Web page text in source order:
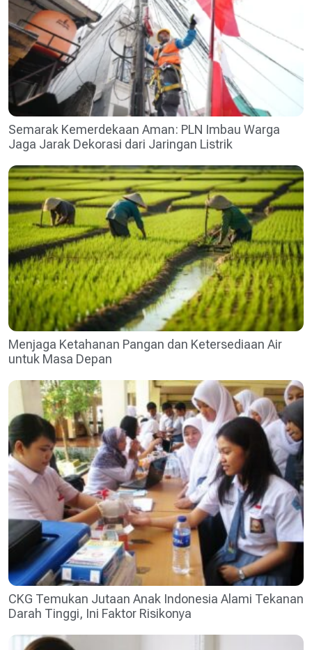
Semarak Kemerdekaan Aman: PLN Imbau Warga
Jaga Jarak Dekorasi dari Jaringan Listrik
Menjaga Ketahanan Pangan dan Ketersediaan Air
untuk Masa Depan
CKG Temukan Jutaan Anak Indonesia Alami Tekanan
Darah Tinggi, Ini Faktor Risikonya